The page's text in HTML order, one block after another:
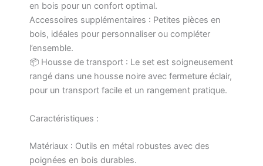
en bois pour un confort optimal.
Accessoires supplémentaires : Petites pièces en
bois, idéales pour personnaliser ou compléter
l’ensemble.
📦 Housse de transport : Le set est soigneusement
rangé dans une housse noire avec fermeture éclair,
pour un transport facile et un rangement pratique.
Caractéristiques :
Matériaux : Outils en métal robustes avec des
poignées en bois durables.